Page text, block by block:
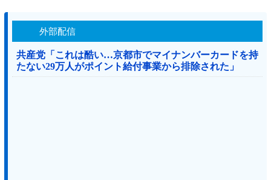
外部配信
共産党「これは酷い…京都市でマイナンバーカードを持
たない29万人がポイント給付事業から排除された」